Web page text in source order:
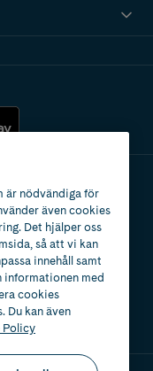
är nödvändiga för
även cookies
Det hjälper oss
så att vi kan
innehåll samt
informationen med
cookies
Du kan även
Policy